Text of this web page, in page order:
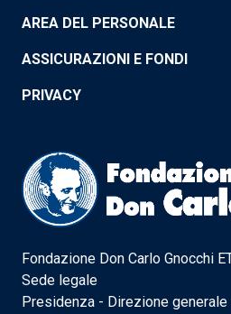
AREA DEL PERSONALE
ASSICURAZIONI E FONDI
PRIVACY
Fondazione Don Carlo Gnocchi
Sede legale
Presidenza - Direzione generale